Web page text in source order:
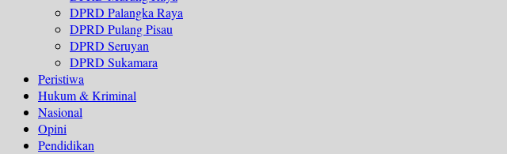
DPRD Palangka Raya
DPRD Pulang Pisau
DPRD Seruyan
DPRD Sukamara
Peristiwa
Hukum & Kriminal
Nasional
Opini
Pendidikan